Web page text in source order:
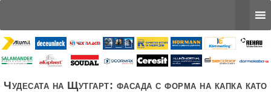
Чудесата на Щутгарт: фасада с форма на капка като